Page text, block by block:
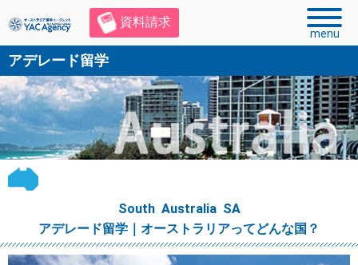
資料請求
menu
アデレード留学
South Australia SA
アデレード留学｜オーストラリアってどんな国？